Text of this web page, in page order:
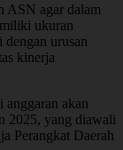
ASN agar dalam
ukuran
dengan urusan
kinerja
akan
2025, yang diawali
Perangkat Daerah